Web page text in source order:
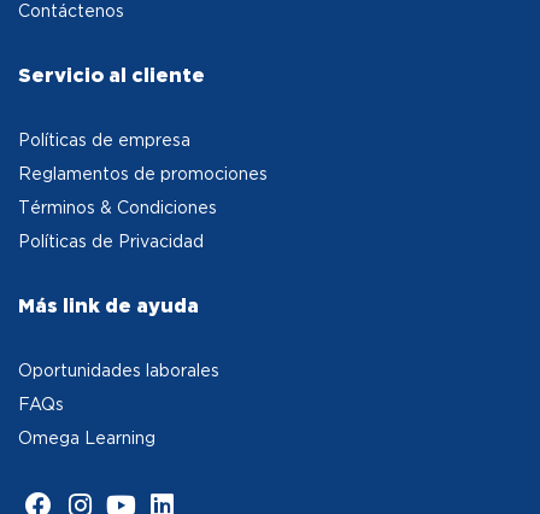
Contáctenos
Servicio al cliente
Políticas de empresa
Reglamentos de promociones
Términos & Condiciones
Políticas de Privacidad
Más link de ayuda
Oportunidades laborales
FAQs
Omega Learning